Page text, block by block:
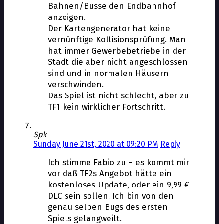
Bahnen/Busse den Endbahnhof
anzeigen.
Der Kartengenerator hat keine
vernünftige Kollisionsprüfung. Man
hat immer Gewerbebetriebe in der
Stadt die aber nicht angeschlossen
sind und in normalen Häusern
verschwinden.
Das Spiel ist nicht schlecht, aber zu
TF1 kein wirklicher Fortschritt.
Spk
Sunday June 21st, 2020 at 09:20 PM Reply
Ich stimme Fabio zu – es kommt mir
vor daß TF2s Angebot hätte ein
kostenloses Update, oder ein 9,99 €
DLC sein sollen. Ich bin von den
genau selben Bugs des ersten
Spiels gelangweilt.